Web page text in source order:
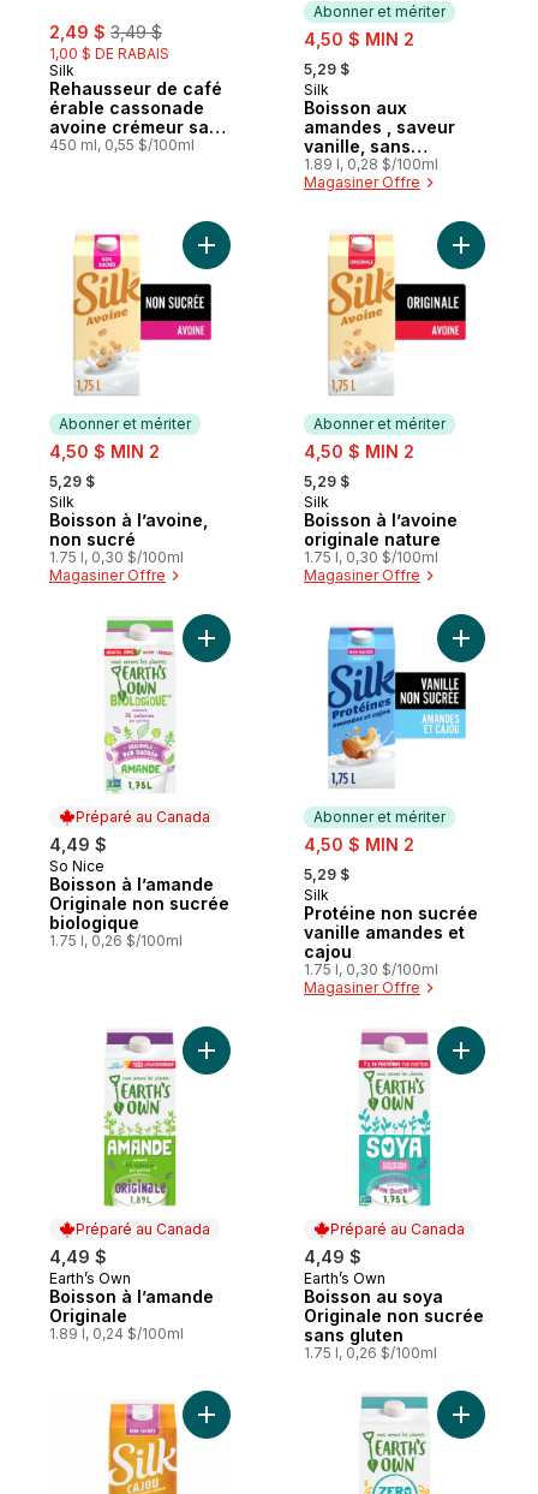
sale:
2,49 $ , formerly:
3,49 $
1,00 $ DE RABAIS
Silk
Rehausseur de café
érable cassonade
avoine crémeur sans
produits laitiers
450 ml, 0,55 $/100ml
Abonner et mériter
sale:
4,50 $ MIN 2
, formerly:
5,29 $
Abonner et mériter
Silk
Boisson aux
amandes , saveur
vanille, sans
produits laitiers
1.89 l, 0,28 $/100ml
Magasiner Offre
Abonner et mériter
sale:
4,50 $ MIN 2
, formerly:
5,29 $
Abonner et mériter
Silk
Boisson à l’avoine,
non sucré
1.75 l, 0,30 $/100ml
Magasiner Offre
Ajouter Boisson à l’avoine, non sucré au
Abonner et mériter
sale:
4,50 $ MIN 2
, formerly:
5,29 $
Abonner et mériter
Silk
Boisson à l’avoine
originale nature
1.75 l, 0,30 $/100ml
Magasiner Offre
Ajouter
Préparé au Canada
4,49 $
Préparé au Canada
So Nice
Boisson à l’amande
Originale non sucrée
biologique
1.75 l, 0,26 $/100ml
Ajouter Boisson à l’amande Originale
Abonner et mériter
sale:
4,50 $ MIN 2
, formerly:
5,29 $
Abonner et mériter
Silk
Protéine non sucrée
vanille amandes et
cajou
1.75 l, 0,30 $/100ml
Magasiner Offre
Ajouter
Préparé au Canada
4,49 $
Préparé au Canada
Earth’s Own
Boisson à l’amande
Originale
1.89 l, 0,24 $/100ml
Ajouter Boisson à l’amande Originale au
Préparé au Canada
4,49 $
Préparé au Canada
Earth’s Own
Boisson au soya
Originale non sucrée
sans gluten
1.75 l, 0,26 $/100ml
Ajouter
Ajouter Boisson cajou crémeux , non
Ajouter